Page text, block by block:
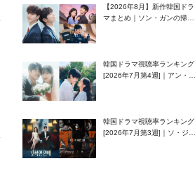
【2026年8月】新作韓国ドラ
マまとめ｜ソン・ガンの帰
韓国ドラマ視聴率ランキング
[2026年7月第4週]｜アン・ヒ
韓国ドラマ視聴率ランキング
[2026年7月第3週]｜ソ・ジソ